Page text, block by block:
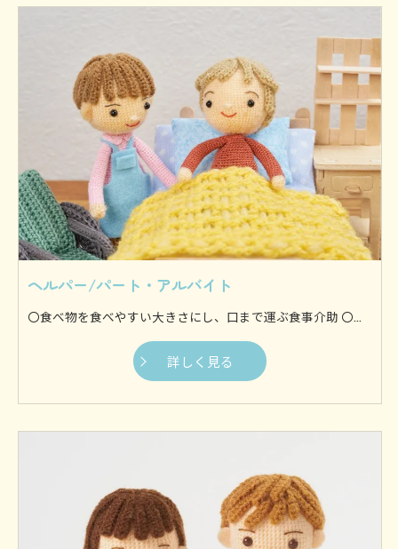
ヘルパー/パート・アルバイト
〇食べ物を食べやすい大きさにし、口まで運ぶ食事介助 〇身体を流す入浴介助 〇身体を清潔に保つために着替えを行う更衣介助 〇ずっと同じ体制にならないように体を動かす体位変換介助 〇歩行やお出かけなどを支援する移動支援などがございます。 他にも様々な介助を行いますが、基本的に利用者様の身体に接触してサポートするのが身体介助です。 〇料理や食事の準備 〇利用者様の衣服などを洗濯 〇お部屋や水回りのお掃除からゴミ出しまで 〇生活に必要なものを買い出し等 日常生活に支障が生じないように、家事全般を専門スタッフが行います。 お1人暮らしの方や介護者の方が利用者様を見守ることが難しい場合など、様々なケースにご対応いたします。
詳しく見る